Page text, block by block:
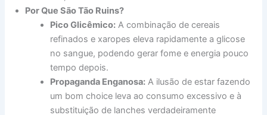
Por Que São Tão Ruins?
Pico Glicêmico: A combinação de cereais
refinados e xaropes eleva rapidamente a glicose
no sangue, podendo gerar fome e energia pouco
tempo depois.
Propaganda Enganosa: A ilusão de estar fazendo
um bom choice leva ao consumo excessivo e à
substituição de lanches verdadeiramente